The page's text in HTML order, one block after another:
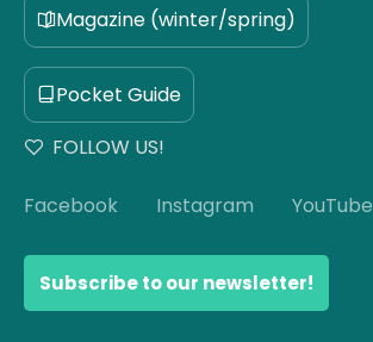
Magazine (winter/spring)
Pocket Guide
FOLLOW US!
Facebook Instagram YouTube
Subscribe to our newsletter!